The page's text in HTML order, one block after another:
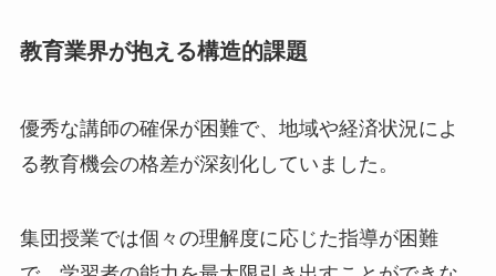
教育業界が抱える構造的課題
優秀な講師の確保が困難で、地域や経済状況によ
る教育機会の格差が深刻化していました。
集団授業では個々の理解度に応じた指導が困難